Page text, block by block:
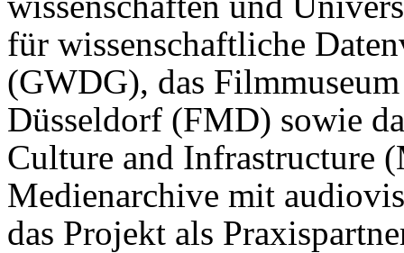
für wissenschaftliche
(GWDG), das
Düsseldorf (FMD) sowie
Culture and Infrastructure
Medienarchive mit
das Projekt als